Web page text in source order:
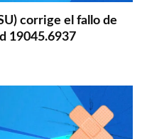
corrige el fallo de
19045.6937